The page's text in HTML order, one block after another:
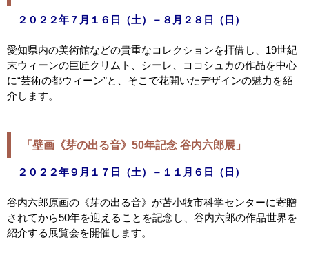
２０２２年７月１６日（土）－８月２８日（日）
愛知県内の美術館などの貴重なコレクションを拝借し、 19世紀
末ウィーンの巨匠クリムト、シーレ、ココシュカの作品を中心
に“芸術の都ウィーン”と、そこで花開いたデザインの魅力を紹
介します。
「壁画《芽の出る音》 50年記念 谷内六郎展」
２０２２年９月１７日（土）－１１月６日（日）
谷内六郎原画の《芽の出る音》が苫小牧市科学センターに寄贈
されてから50年を迎えることを記念し、谷内六郎の作品世界を
紹介する展覧会を開催します。